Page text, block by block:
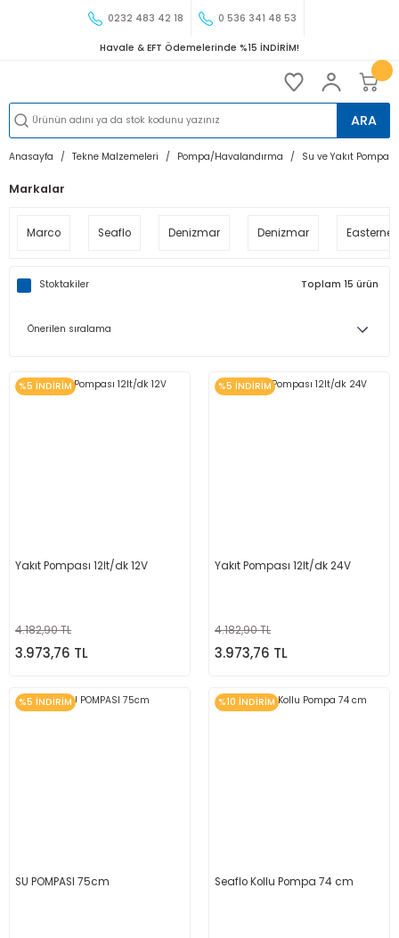
0232 483 42 18 0 536 341 48 53
Havale & EFT Ödemelerinde %15 İNDİRİM!
ARA
Anasayfa Tekne Malzemeleri Pompa/Havalandırma Su ve Yakıt Pompası
Markalar
Marco Seaflo Denizmar Denizmar Easterner
Stoktakiler Toplam 15 ürün
%5 İNDİRİM
Yakıt Pompası 12lt/dk 12V
4.182,90 TL
3.973,76 TL
%5 İNDİRİM
Yakıt Pompası 12lt/dk 24V
4.182,90 TL
3.973,76 TL
%5 İNDİRİM
SU POMPASI 75cm
%10 İNDİRİM
Seaflo Kollu Pompa 74 cm